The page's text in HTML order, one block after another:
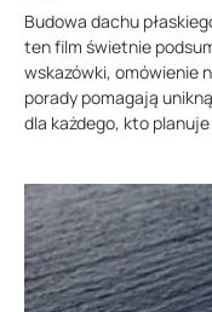
Budowa dachu
ten film świetnie
wskazówki, omówienie
porady pomagają
dla każdego, kto